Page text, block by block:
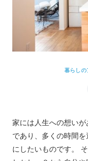
暮らしの
家には人生への想い
であり、多くの時間
にしたいものです。